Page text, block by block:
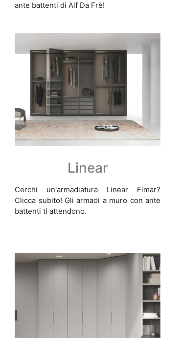
ante battenti di Alf Da Frè!
Linear
Cerchi un'armadiatura Linear Fimar?
Clicca subito! Gli armadi a muro con ante
battenti ti attendono.